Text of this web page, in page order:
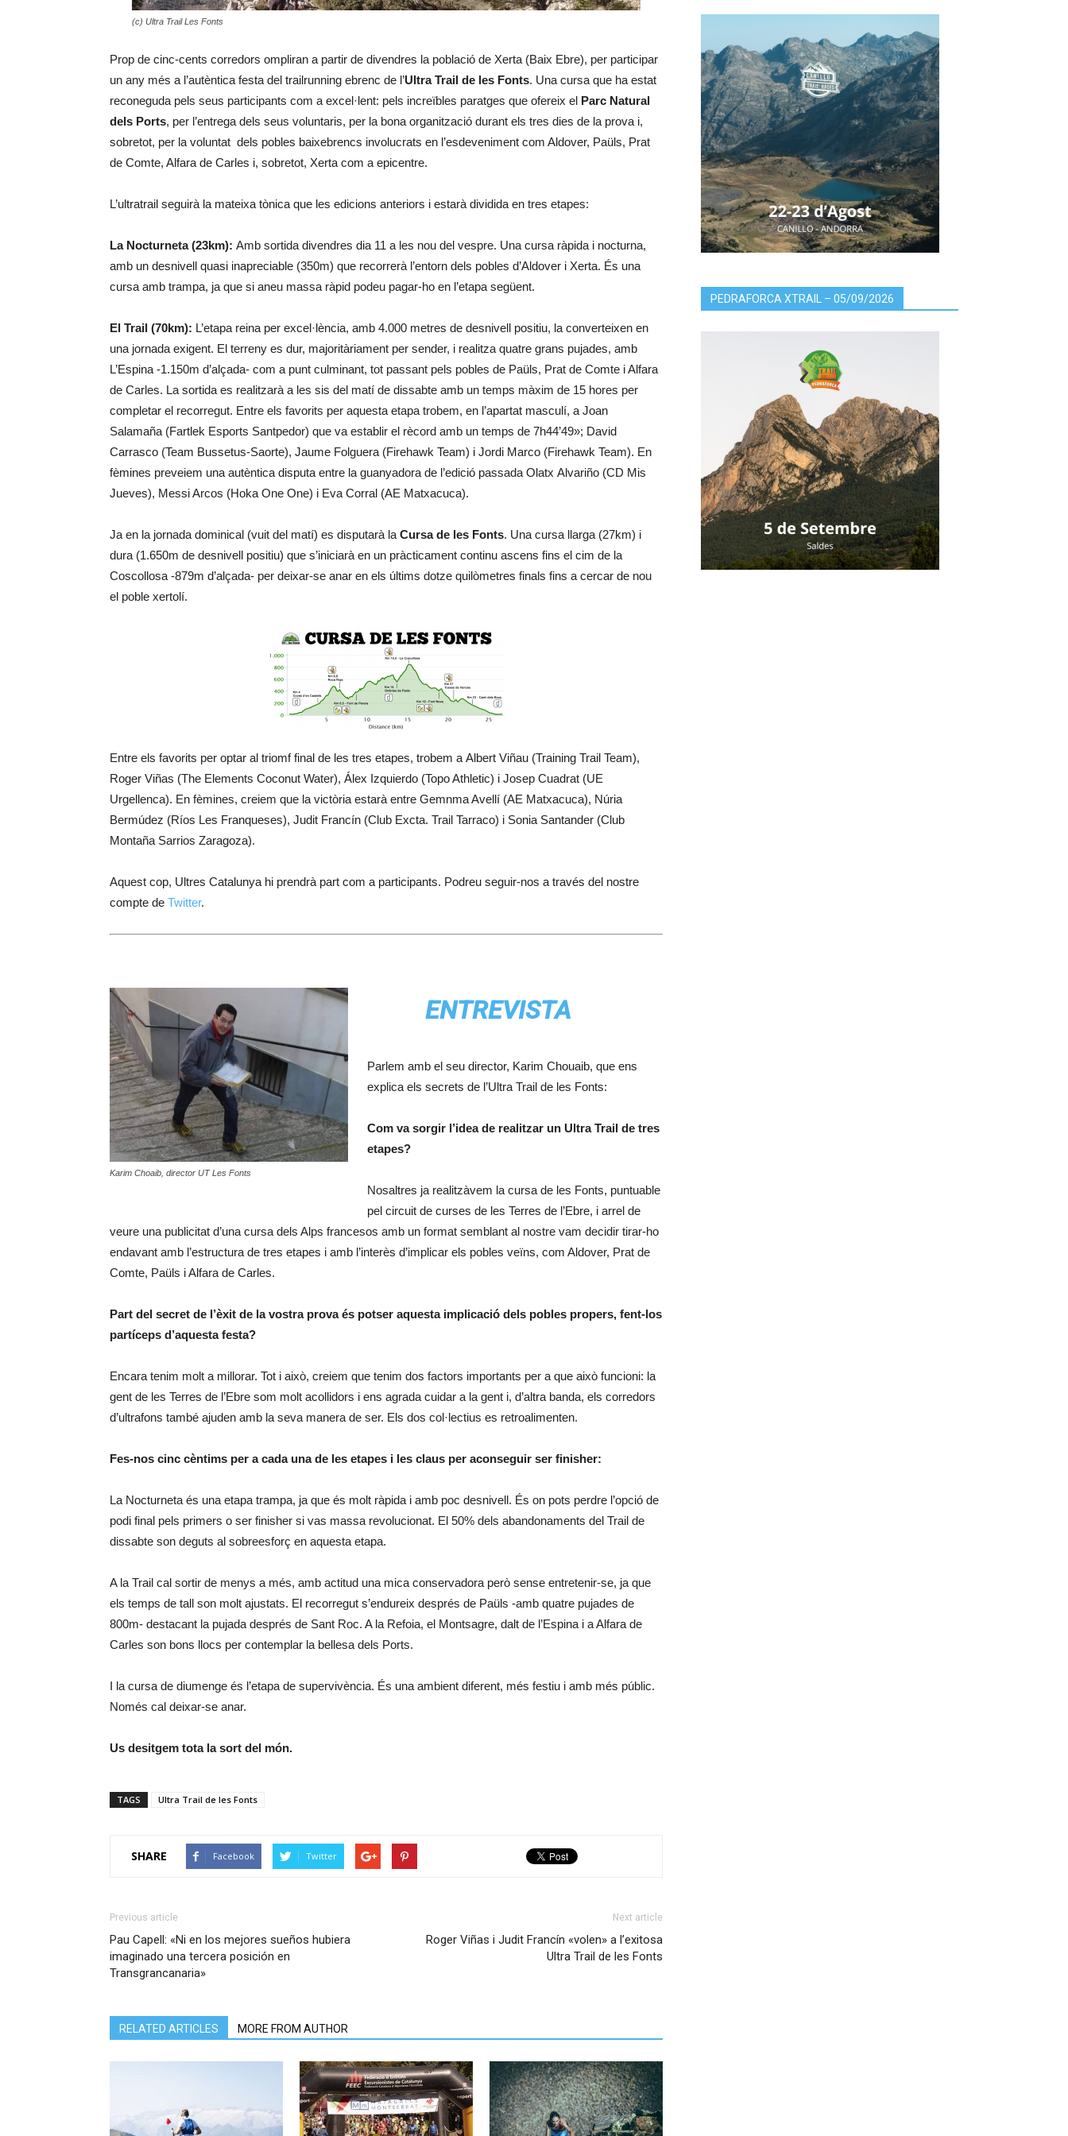
(c) Ultra Trail Les Fonts
Prop de cinc-cents corredors ompliran a partir de divendres la població de Xerta (Baix Ebre), per participar
un any més a l’autèntica festa del trailrunning ebrenc de l’Ultra Trail de les Fonts. Una cursa que ha estat
reconeguda pels seus participants com a excel·lent: pels increïbles paratges que ofereix el Parc Natural
dels Ports, per l’entrega dels seus voluntaris, per la bona organització durant els tres dies de la prova i,
sobretot, per la voluntat dels pobles baixebrencs involucrats en l’esdeveniment com Aldover, Paüls, Prat
de Comte, Alfara de Carles i, sobretot, Xerta com a epicentre.
L’ultratrail seguirà la mateixa tònica que les edicions anteriors i estarà dividida en tres etapes:
La Nocturneta (23km): Amb sortida divendres dia 11 a les nou del vespre. Una cursa ràpida i nocturna,
amb un desnivell quasi inapreciable (350m) que recorrerà l’entorn dels pobles d’Aldover i Xerta. És una
cursa amb trampa, ja que si aneu massa ràpid podeu pagar-ho en l’etapa següent.
El Trail (70km): L’etapa reina per excel·lència, amb 4.000 metres de desnivell positiu, la converteixen en
una jornada exigent. El terreny es dur, majoritàriament per sender, i realitza quatre grans pujades, amb
L’Espina -1.150m d’alçada- com a punt culminant, tot passant pels pobles de Paüls, Prat de Comte i Alfara
de Carles. La sortida es realitzarà a les sis del matí de dissabte amb un temps màxim de 15 hores per
completar el recorregut. Entre els favorits per aquesta etapa trobem, en l’apartat masculí, a Joan
Salamaña (Fartlek Esports Santpedor) que va establir el rècord amb un temps de 7h44’49»; David
Carrasco (Team Bussetus-Saorte), Jaume Folguera (Firehawk Team) i Jordi Marco (Firehawk Team). En
fèmines preveiem una autèntica disputa entre la guanyadora de l’edició passada Olatx Alvariño (CD Mis
Jueves), Messi Arcos (Hoka One One) i Eva Corral (AE Matxacuca).
Ja en la jornada dominical (vuit del matí) es disputarà la Cursa de les Fonts. Una cursa llarga (27km) i
dura (1.650m de desnivell positiu) que s’iniciarà en un pràcticament continu ascens fins el cim de la
Coscollosa -879m d’alçada- per deixar-se anar en els últims dotze quilòmetres finals fins a cercar de nou
el poble xertolí.
Entre els favorits per optar al triomf final de les tres etapes, trobem a Albert Viñau (Training Trail Team),
Roger Viñas (The Elements Coconut Water), Álex Izquierdo (Topo Athletic) i Josep Cuadrat (UE
Urgellenca). En fèmines, creiem que la victòria estarà entre Gemnma Avellí (AE Matxacuca), Núria
Bermúdez (Ríos Les Franqueses), Judit Francín (Club Excta. Trail Tarraco) i Sonia Santander (Club
Montaña Sarrios Zaragoza).
Aquest cop, Ultres Catalunya hi prendrà part com a participants. Podreu seguir-nos a través del nostre
compte de Twitter.
Karim Choaib, director UT Les Fonts
ENTREVISTA
Parlem amb el seu director, Karim Chouaib, que ens
explica els secrets de l’Ultra Trail de les Fonts:
Com va sorgir l’idea de realitzar un Ultra Trail de tres
etapes?
Nosaltres ja realitzàvem la cursa de les Fonts, puntuable
pel circuit de curses de les Terres de l’Ebre, i arrel de
veure una publicitat d’una cursa dels Alps francesos amb un format semblant al nostre vam decidir tirar-ho
endavant amb l’estructura de tres etapes i amb l’interès d’implicar els pobles veïns, com Aldover, Prat de
Comte, Paüls i Alfara de Carles.
Part del secret de l’èxit de la vostra prova és potser aquesta implicació dels pobles propers, fent-los
partíceps d’aquesta festa?
Encara tenim molt a millorar. Tot i això, creiem que tenim dos factors importants per a que això funcioni: la
gent de les Terres de l’Ebre som molt acollidors i ens agrada cuidar a la gent i, d’altra banda, els corredors
d’ultrafons també ajuden amb la seva manera de ser. Els dos col·lectius es retroalimenten.
Fes-nos cinc cèntims per a cada una de les etapes i les claus per aconseguir ser finisher:
La Nocturneta és una etapa trampa, ja que és molt ràpida i amb poc desnivell. És on pots perdre l’opció de
podi final pels primers o ser finisher si vas massa revolucionat. El 50% dels abandonaments del Trail de
dissabte son deguts al sobreesforç en aquesta etapa.
A la Trail cal sortir de menys a més, amb actitud una mica conservadora però sense entretenir-se, ja que
els temps de tall son molt ajustats. El recorregut s’endureix després de Paüls -amb quatre pujades de
800m- destacant la pujada després de Sant Roc. A la Refoia, el Montsagre, dalt de l’Espina i a Alfara de
Carles son bons llocs per contemplar la bellesa dels Ports.
I la cursa de diumenge és l’etapa de supervivència. És una ambient diferent, més festiu i amb més públic.
Només cal deixar-se anar.
Us desitgem tota la sort del món.
TAGS Ultra Trail de les Fonts
SHARE Facebook Twitter
Previous article
Pau Capell: «Ni en los mejores sueños hubiera
imaginado una tercera posición en
Transgrancanaria»
Next article
Roger Viñas i Judit Francín «volen» a l’exitosa
Ultra Trail de les Fonts
RELATED ARTICLES MORE FROM AUTHOR
PEDRAFORCA XTRAIL – 05/09/2026